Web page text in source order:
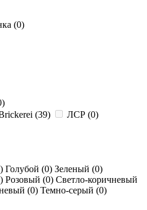
(0)
)
(39) ЛСР (0)
) Голубой (0) Зеленый (0)
) Розовый (0) Светло-коричневый
(0) Темно-серый (0)